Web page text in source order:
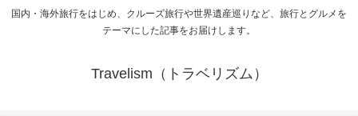
国内・海外旅行をはじめ、クルーズ旅行や世界遺産巡りなど、旅行とグルメを
テーマにした記事をお届けします。
Travelism（トラベリズム）